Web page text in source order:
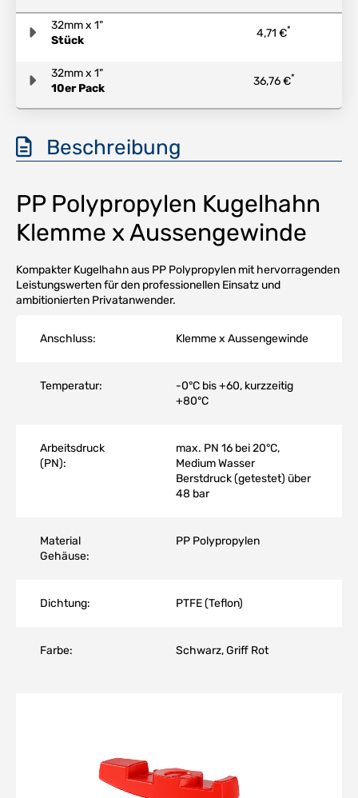
32mm x 1"
Stück
4,71 €*
32mm x 1"
10er Pack
36,76 €*
Beschreibung
PP Polypropylen Kugelhahn
Klemme x Aussengewinde
Kompakter Kugelhahn aus PP Polypropylen mit hervorragenden
Leistungswerten für den professionellen Einsatz und
ambitionierten Privatanwender.
Anschluss: Klemme x Aussengewinde
Temperatur:
-0°C bis +60, kurzzeitig
+80°C
Arbeitsdruck
(PN):
max. PN 16 bei 20°C,
Medium Wasser
Berstdruck (getestet) über
48 bar
Material
Gehäuse:
PP Polypropylen
Dichtung: PTFE (Teflon)
Farbe: Schwarz, Griff Rot